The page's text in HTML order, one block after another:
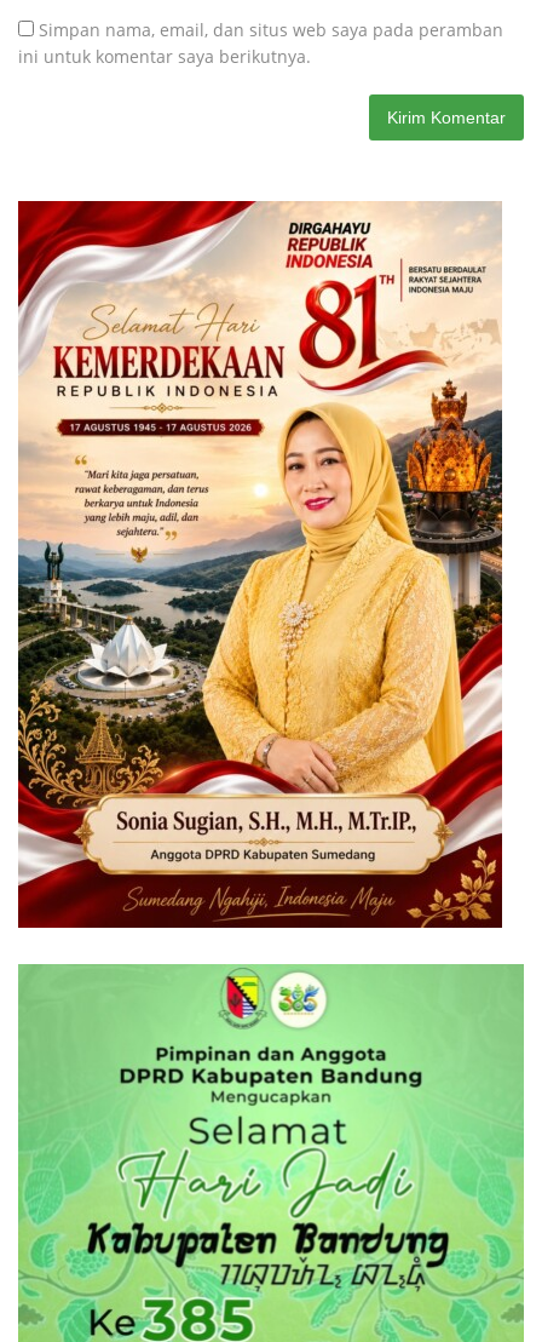
Simpan nama, email, dan situs web saya pada peramban
ini untuk komentar saya berikutnya.